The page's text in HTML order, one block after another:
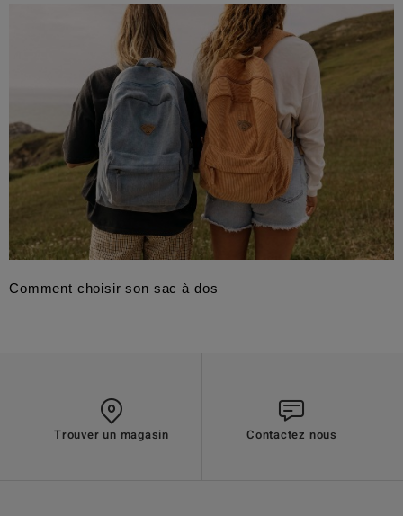
Comment choisir son sac à dos
Trouver un magasin Contactez nous